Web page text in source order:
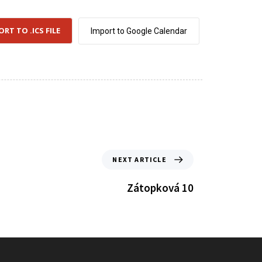
TO .ICS FILE Import to Google Calendar
NEXT ARTICLE
Zátopková 10